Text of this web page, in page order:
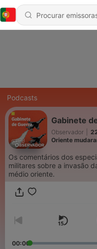
Podcasts
Gabinete
Observador
Oriente
Os comentários dos
militares sobre a invasão
médio oriente.
00:00